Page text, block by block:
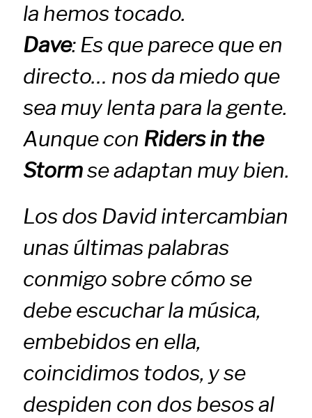
la hemos tocado.
Dave: Es que parece que en
directo… nos da miedo que
sea muy lenta para la gente.
Aunque con Riders in the
Stormse adaptan muy bien.
Los dos David intercambian
unas últimas palabras
conmigo sobre cómo se
debe escuchar la música,
embebidos en ella,
coincidimos todos, y se
despiden con dos besos al